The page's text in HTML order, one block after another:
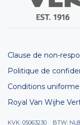
Clause de non-
Politique de
Conditions
Royal Van Wijhe
KVK: 05063230 BTW: